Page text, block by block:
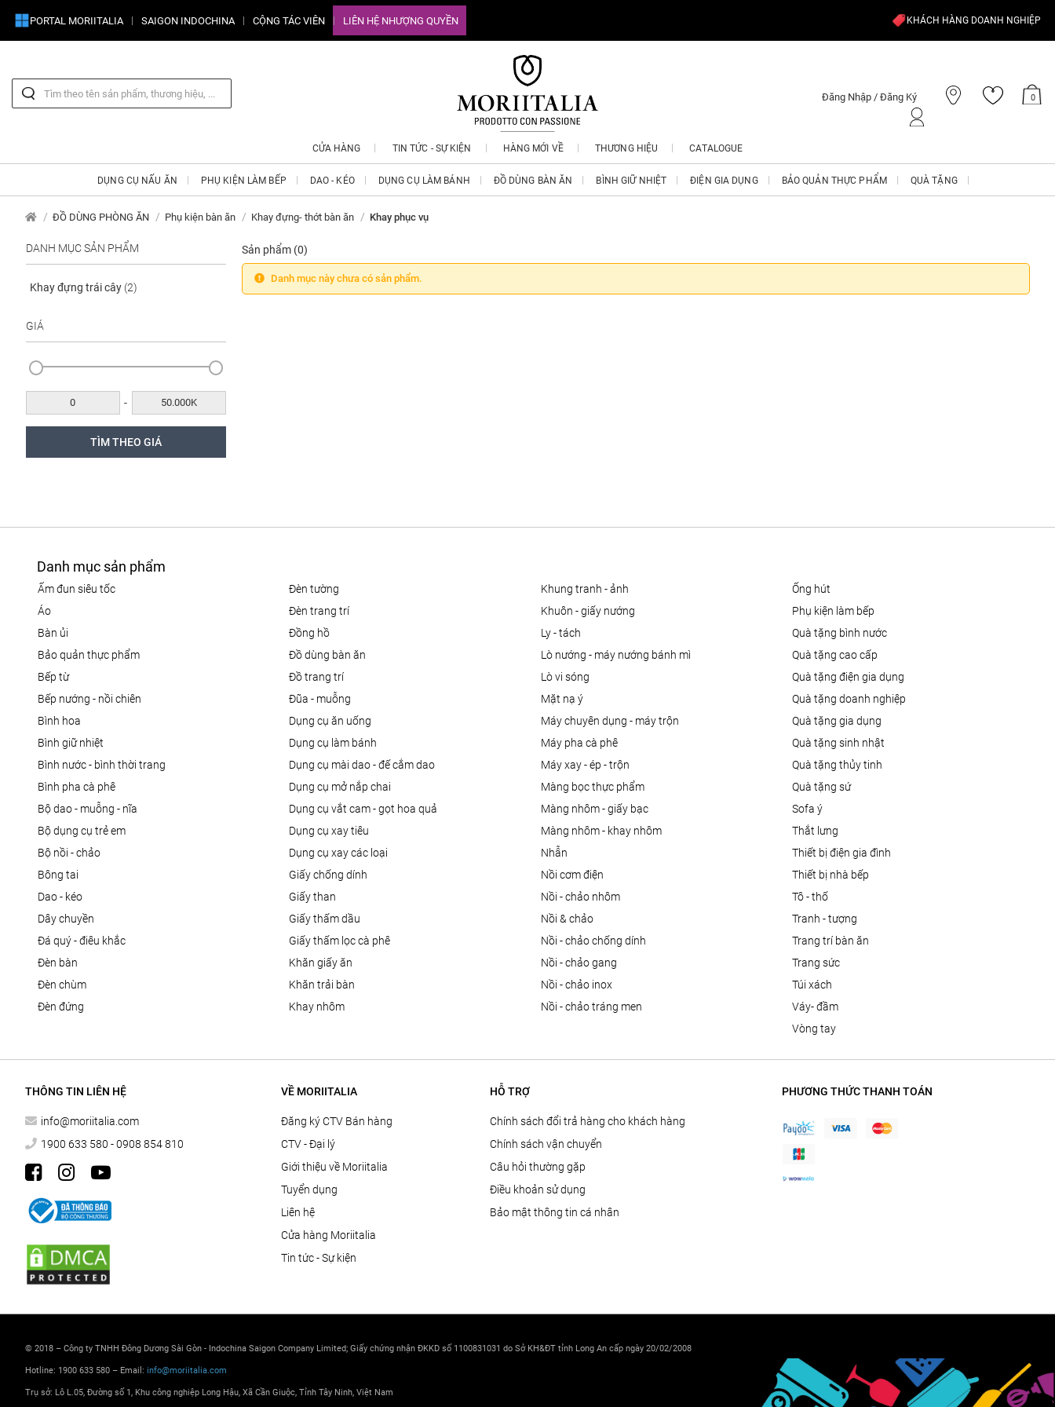
PORTAL MORIITALIA SAIGON INDOCHINA CỘNG TÁC VIÊN LIÊN HỆ NHƯỢNG QUYỀN KHÁCH HÀNG DOANH NGHIỆP
Đăng Nhập / Đăng Ký 0
CỬA HÀNG TIN TỨC - SỰ KIỆN HÀNG MỚI VỀ THƯƠNG HIỆU CATALOGUE
DỤNG CỤ NẤU ĂN PHỤ KIỆN LÀM BẾP DAO - KÉO DỤNG CỤ LÀM BÁNH ĐỒ DÙNG BÀN ĂN BÌNH GIỮ NHIỆT ĐIỆN GIA DỤNG BẢO QUẢN THỰC PHẨM QUÀ TẶNG
ĐỒ DÙNG PHÒNG ĂN Phụ kiện bàn ăn Khay đựng- thớt bàn ăn Khay phục vụ
DANH MỤC SẢN PHẨM
Khay đựng trái cây (2)
GIÁ
-
Sản phẩm (0)
Danh mục này chưa có sản phẩm.
Danh mục sản phẩm
ấm đun siêu tốc
áo
bàn ủi
bảo quản thực phẩm
bếp từ
bếp nướng - nồi chiên
bình hoa
bình giữ nhiệt
bình nước - bình thời trang
bình pha cà phê
bộ dao - muỗng - nĩa
bộ dụng cụ trẻ em
bộ nồi - chảo
bông tai
dao - kéo
dây chuyền
đá quý - điêu khắc
đèn bàn
đèn chùm
đèn đứng
đèn tường
đèn trang trí
đồng hồ
đồ dùng bàn ăn
đồ trang trí
đũa - muỗng
dụng cụ ăn uống
dụng cụ làm bánh
dụng cụ mài dao - đế cắm dao
dụng cụ mở nắp chai
dụng cụ vắt cam - gọt hoa quả
dụng cụ xay tiêu
dụng cụ xay các loại
giấy chống dính
giấy than
giấy thấm dầu
giấy thấm lọc cà phê
khăn giấy ăn
khăn trải bàn
khay nhôm
khung tranh - ảnh
khuôn - giấy nướng
ly - tách
lò nướng - máy nướng bánh mì
lò vi sóng
mặt nạ ý
máy chuyên dụng - máy trộn
máy pha cà phê
máy xay - ép - trộn
màng bọc thực phẩm
màng nhôm - giấy bạc
màng nhôm - khay nhôm
nhẫn
nồi cơm điện
nồi - chảo nhôm
nồi & chảo
nồi - chảo chống dính
nồi - chảo gang
nồi - chảo inox
nồi - chảo tráng men
ống hút
phụ kiện làm bếp
quà tặng bình nước
quà tặng cao cấp
quà tặng điện gia dụng
quà tặng doanh nghiệp
quà tặng gia dụng
quà tặng sinh nhật
quà tặng thủy tinh
quà tặng sứ
sofa ý
thắt lưng
thiết bị điện gia đình
thiết bị nhà bếp
tô - thố
tranh - tượng
trang trí bàn ăn
trang sức
túi xách
váy- đầm
vòng tay
THÔNG TIN LIÊN HỆ
info@moriitalia.com
1900 633 580 - 0908 854 810
VỀ MORIITALIA
Đăng ký CTV Bán hàng
CTV - Đại lý
Giới thiệu về Moriitalia
Tuyển dụng
Liên hệ
Cửa hàng Moriitalia
Tin tức - Sự kiện
HỖ TRỢ
Chính sách đổi trả hàng cho khách hàng
Chính sách vận chuyển
Câu hỏi thường gặp
Điều khoản sử dụng
Bảo mật thông tin cá nhân
PHƯƠNG THỨC THANH TOÁN
© 2018 – Công ty TNHH Đông Dương Sài Gòn - Indochina Saigon Company Limited; Giấy chứng nhận ĐKKD số 1100831031 do Sở KH&ĐT tỉnh Long An cấp ngày 20/02/2008
Hotline: 1900 633 580 – Email: info@moriitalia.com
Trụ sở: Lô L.05, Đường số 1, Khu công nghiệp Long Hậu, Xã Cần Giuộc, Tỉnh Tây Ninh, Việt Nam